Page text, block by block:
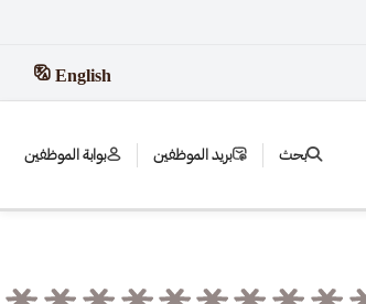
English
بحث بريد الموظفين بوابة الموظفين